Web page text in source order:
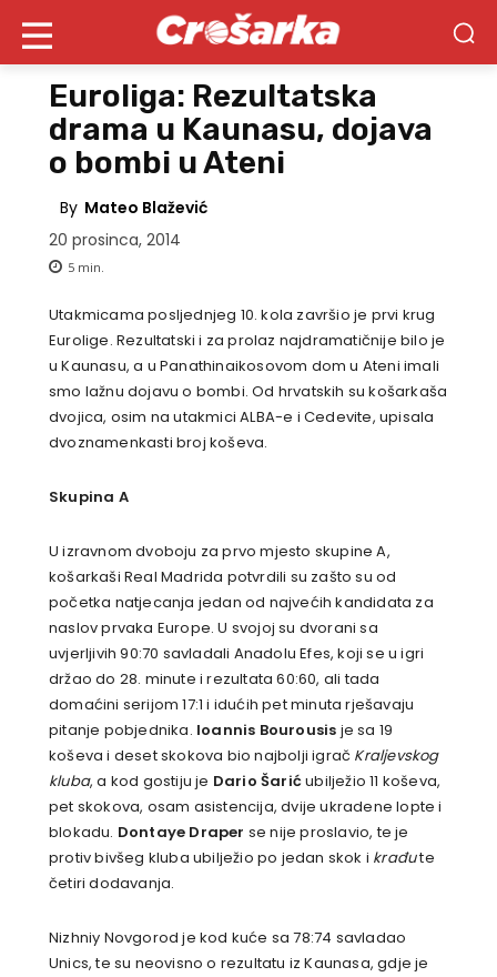
Euroliga: Rezultatska
drama u Kaunasu, dojava
o bombi u Ateni
By Mateo Blažević
20 prosinca, 2014
5 min.
Utakmicama posljednjeg 10. kola završio je prvi krug
Eurolige. Rezultatski i za prolaz najdramatičnije bilo je
u Kaunasu, a u Panathinaikosovom dom u Ateni imali
smo lažnu dojavu o bombi. Od hrvatskih su košarkaša
dvojica, osim na utakmici ALBA-e i Cedevite, upisala
dvoznamenkasti broj koševa.
Skupina A
U izravnom dvoboju za prvo mjesto skupine A,
košarkaši Real Madrida potvrdili su zašto su od
početka natjecanja jedan od najvećih kandidata za
naslov prvaka Europe. U svojoj su dvorani sa
uvjerljivih 90:70 savladali Anadolu Efes, koji se u igri
držao do 28. minute i rezultata 60:60, ali tada
domaćini serijom 17:1 i idućih pet minuta rješavaju
pitanje pobjednika. Ioannis Bourousis je sa 19
koševa i deset skokova bio najbolji igrač Kraljevskog
kluba, a kod gostiju je Dario Šarićubilježio 11 koševa,
pet skokova, osam asistencija, dvije ukradene lopte i
blokadu. Dontaye Draper se nije proslavio, te je
protiv bivšeg kluba ubilježio po jedan skok i krađute
četiri dodavanja.
Nizhniy Novgorod je kod kuće sa 78:74 savladao
Unics, te su neovisno o rezultatu iz Kaunasa, gdje je